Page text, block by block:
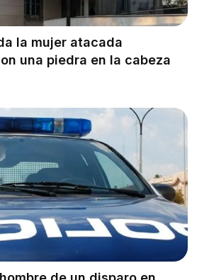
la mujer atacada
una piedra en la cabeza